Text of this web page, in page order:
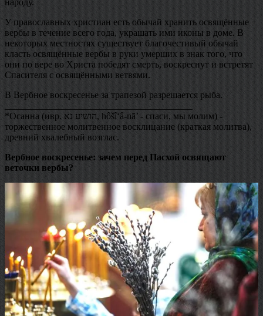
У православных христиан есть обычай хранить освящённые
вербы в течение всего года, украшать ими иконы в доме. В
некоторых местностях существует благочестивый обычай
класть освящённые вербы в руки умерших в знак того, что
они по вере во Христа победят смерть, воскреснут и встретят
Спасителя с освящёнными ветвями.
В Вербное воскресенье за трапезой разрешается рыба.
*Осанна (ивр. הושיע נא‎, hôšî‘â-nā’ - спаси, мы молим) -
торжественное молитвенное восклицание (краткая молитва),
древний хвалебный возглас.
Вербное воскресенье: зачем перед Пасхой освящают
веточки вербы?